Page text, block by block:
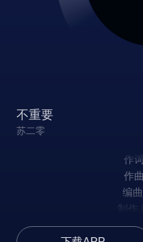
不重要
苏二零
作
作
编
制作
不甘